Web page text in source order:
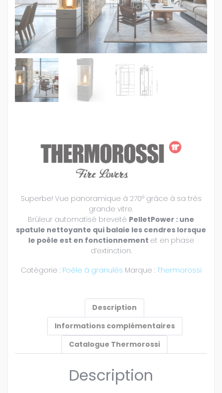
Superbe! Vue panoramique à 270° grâce à sa très
grande vitre.
Brûleur automatisé breveté PelletPower : une
spatule nettoyante qui balaie les cendres lorsque
le poêle est en fonctionnement et en phase
d’extinction.
Catégorie : Poêle à granulés Marque : Thermorossi
Description
Informations complémentaires
Catalogue Thermorossi
Description